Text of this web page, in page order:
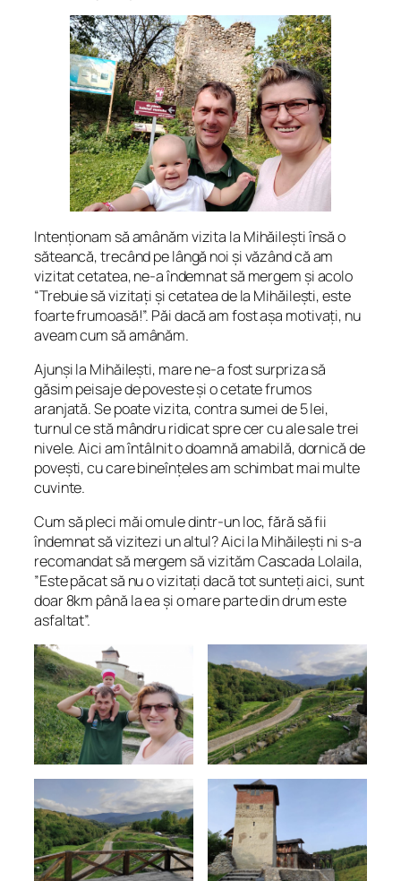
Intenționam să amânăm vizita la Mihăilești însă o
săteancă, trecând pe lângă noi și văzând că am
vizitat cetatea, ne-a îndemnat să mergem și acolo
“Trebuie să vizitați și cetatea de la Mihăilești, este
foarte frumoasă!”. Păi dacă am fost așa motivați, nu
aveam cum să amânăm.
Ajunși la Mihăilești, mare ne-a fost surpriza să
găsim peisaje de poveste și o cetate frumos
aranjată. Se poate vizita, contra sumei de 5 lei,
turnul ce stă mândru ridicat spre cer cu ale sale trei
nivele. Aici am întâlnit o doamnă amabilă, dornică de
povești, cu care bineînțeles am schimbat mai multe
cuvinte.
Cum să pleci măi omule dintr-un loc, fără să fii
îndemnat să vizitezi un altul? Aici la Mihăilești ni s-a
recomandat să mergem să vizităm Cascada Lolaila,
”Este păcat să nu o vizitați dacă tot sunteți aici, sunt
doar 8km până la ea și o mare parte din drum este
asfaltat”.